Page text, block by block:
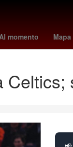
momento Mapa
spider-man: brand new